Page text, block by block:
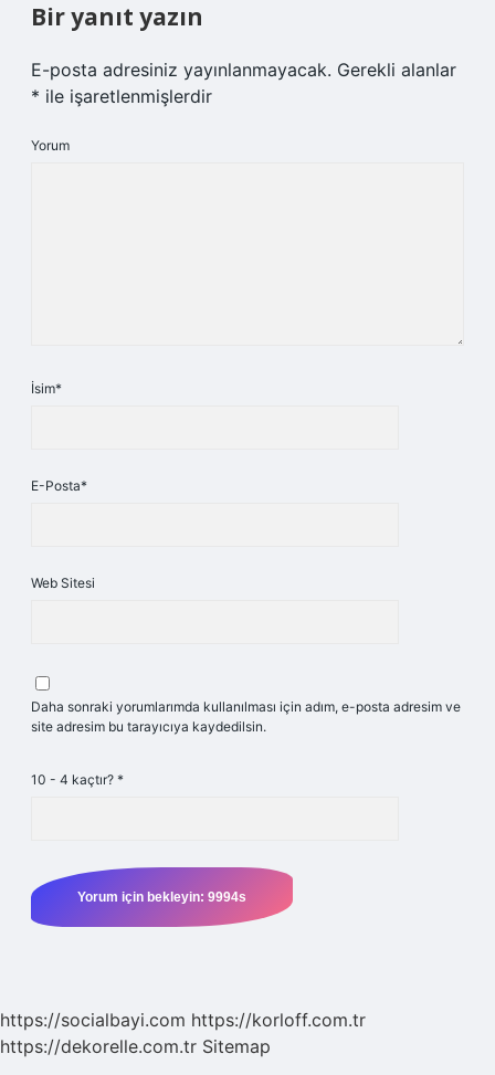
Bir yanıt yazın
E-posta adresiniz yayınlanmayacak. Gerekli alanlar
* ile işaretlenmişlerdir
Yorum
İsim*
E-Posta*
Web Sitesi
Daha sonraki yorumlarımda kullanılması için adım, e-posta adresim ve
site adresim bu tarayıcıya kaydedilsin.
10 - 4 kaçtır? *
https://socialbayi.com https://korloff.com.tr
https://dekorelle.com.tr Sitemap